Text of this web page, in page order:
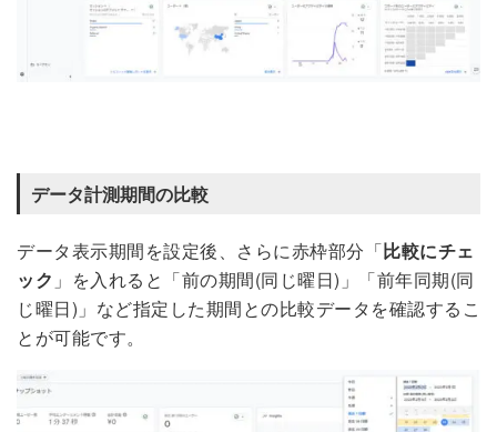
データ計測期間の比較
データ表示期間を設定後、さらに赤枠部分「比較にチェ
ック 」を入れると「前の期間(同じ曜日)」「前年同期(同
じ曜日)」など指定した期間との比較データを確認するこ
とが可能です。